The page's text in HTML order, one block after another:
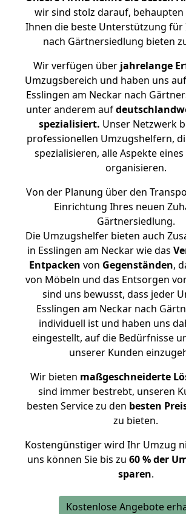
wir sind stolz darauf, behaupten
Ihnen die beste Unterstützung für
nach Gärtnersiedlung bieten
Wir verfügen überjahrelange
Umzugsbereich und haben uns
Esslingen am Neckar nach
unter anderem auf
spezialisiert. Unser Netzwerk
professionellen Umzugshelfern,
spezialisieren, alle Aspekte
organisieren.
Von der Planung über den
Einrichtung Ihres neuen
Gärtnersiedlung.
Die Umzugshelfer bieten auch
in Esslingen am Neckar wie das
Entpacken von Gegenständen,
von Möbeln und das Entsorgen
sind uns bewusst, dass jeder
Esslingen am Neckar nach
individuell ist und haben uns
eingestellt, auf die Bedürfnisse
unserer Kunden
Wir bieten maßgeschneiderte
sind immer bestrebt, unseren
besten Service zu den besten
zu bieten.
Kostengünstiger wird Ihr Umzug
uns können Sie bis zu 60 % der
sparen.
Kostenlose Angebote